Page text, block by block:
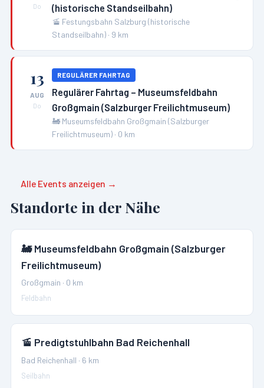
Do
(historische Standseilbahn)
🚡 Festungsbahn Salzburg (historische
Standseilbahn) · 9 km
13
AUG
Do
REGULÄRER FAHRTAG
Regulärer Fahrtag – Museumsfeldbahn
Großgmain (Salzburger Freilichtmuseum)
🚂 Museumsfeldbahn Großgmain (Salzburger
Freilichtmuseum) · 0 km
Alle Events anzeigen →
Standorte in der Nähe
🚂 Museumsfeldbahn Großgmain (Salzburger
Freilichtmuseum)
Großgmain · 0 km
Feldbahn
🚡 Predigtstuhlbahn Bad Reichenhall
Bad Reichenhall · 6 km
Seilbahn